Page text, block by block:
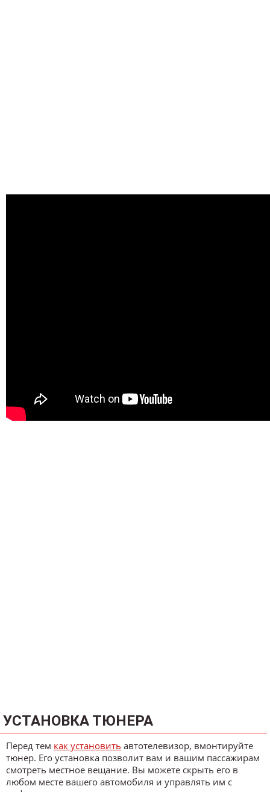
УСТАНОВКА ТЮНЕРА
Перед тем как установить автотелевизор, вмонтируйте
тюнер. Его установка позволит вам и вашим пассажирам
смотреть местное вещание. Вы можете скрыть его в
любом месте вашего автомобиля и управлять им с